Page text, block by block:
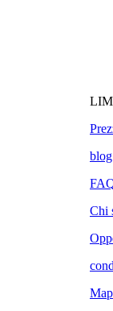
LIM
blog
Chi